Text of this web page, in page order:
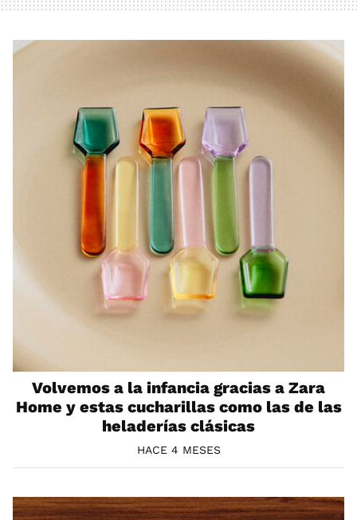
Volvemos a la infancia gracias a Zara
Home y estas cucharillas como las de las
heladerías clásicas
HACE 4 MESES